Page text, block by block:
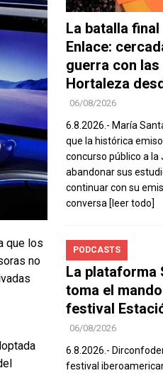
que los
no
La batalla
Enlace:
guerra con
Hortaleza
06/08/2026
6.8.2026.- María
que la histórica
concurso público a la
abandonar sus
continuar con su
conversa [leer todo]
PODCASTS
La plataforma
toma el
festival
06/08/2026
6.8.2026.-
festival